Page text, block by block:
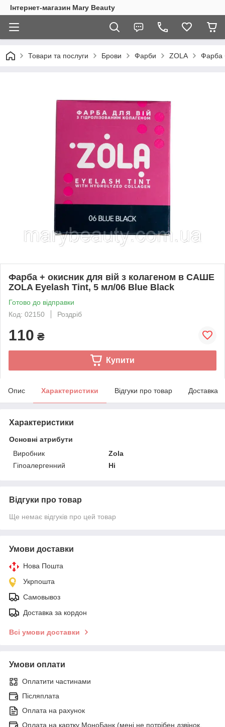
Інтернет-магазин Mary Beauty
Товари та послуги Брови Фарби ZOLA Фарба
Фарба + окисник для вій з колагеном в САШЕ
ZOLA Eyelash Tint, 5 мл/06 Blue Black
Готово до відправки
Код: 02150
Роздріб
110 ₴
Купити
Опис Характеристики Відгуки про товар Доставка
Характеристики
Основні атрибути
Виробник
Zola
Гіпоалергенний
Ні
Відгуки про товар
Ще немає відгуків про цей товар
Умови доставки
Нова Пошта
Укрпошта
Самовывоз
Доставка за кордон
Всі умови доставки
Умови оплати
Оплатити частинами
Післяплата
Оплата на рахунок
Оплата на картку МоноБанк (мені не потрібен дзвінок,